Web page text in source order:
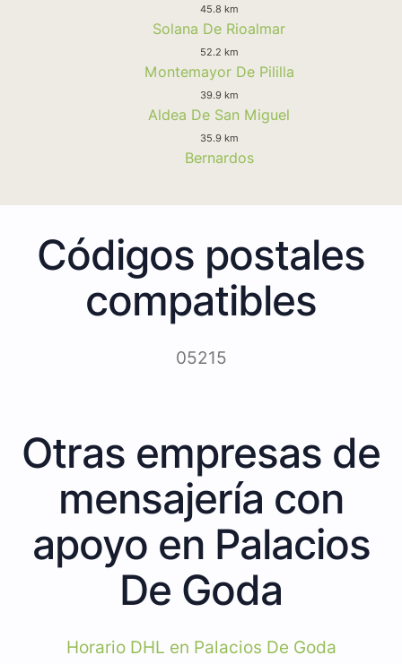
45.8 km
Solana De Rioalmar
52.2 km
Montemayor De Pililla
39.9 km
Aldea De San Miguel
35.9 km
Bernardos
Códigos postales
compatibles
05215
Otras empresas de
mensajería con
apoyo en Palacios
De Goda
Horario DHL en Palacios De Goda